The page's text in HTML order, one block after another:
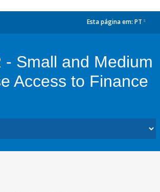
Esta página em: PT
- Small and Medium
Access to Finance